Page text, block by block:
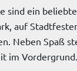
sind ein
auf
Neben Spaß
im Vordergrund.